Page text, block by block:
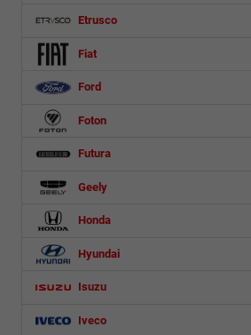
Etrusco
Fiat
Ford
Foton
Futura
Geely
Honda
Hyundai
Isuzu
Iveco